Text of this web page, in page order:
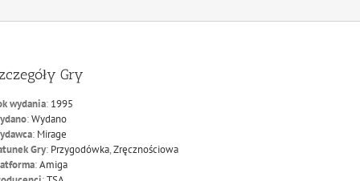
Gry
wydania: 1995
:Wydano
: Mirage
Gry: Przygodówka,Zręcznościowa
:Amiga